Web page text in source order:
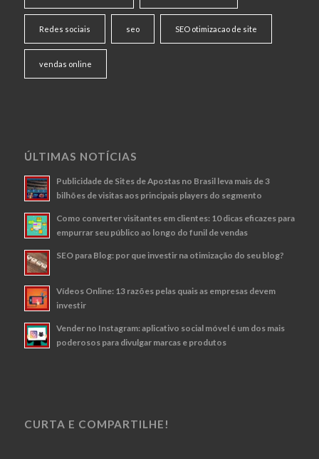
Redes sociais seo SEO otimizacao de site
vendas online
ÚLTIMAS NOTÍCIAS
Publicidade de Sites de Apostas no Brasil leva mais de 3
bilhões de visitas aos principais players do segmento
Como converter visitantes em clientes: 10 dicas eficazes para
empurrar seu público ao longo do funil de vendas
SEO para Blog: por que investir na otimização do seu blog?
Vídeos Online: 13 razões pelas quais as empresas devem
investir
Vender no Instagram: aplicativo social móvel é um dos mais
poderosos para divulgar marcas e produtos
CURTA E COMPARTILHE!